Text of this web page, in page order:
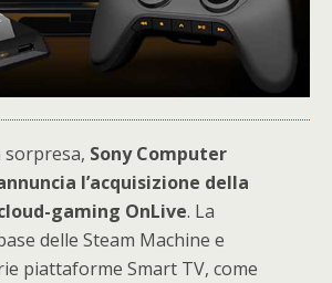
sorpresa, Sony Computer
l’acquisizione della
gaming OnLive. La
delle Steam Machine e
piattaforme Smart TV, come